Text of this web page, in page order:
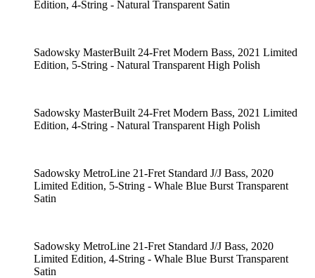
Edition, 4-String - Natural Transparent Satin
Sadowsky MasterBuilt 24-Fret Modern Bass, 2021 Limited
Edition, 5-String - Natural Transparent High Polish
Sadowsky MasterBuilt 24-Fret Modern Bass, 2021 Limited
Edition, 4-String - Natural Transparent High Polish
Sadowsky MetroLine 21-Fret Standard J/J Bass, 2020
Limited Edition, 5-String - Whale Blue Burst Transparent
Satin
Sadowsky MetroLine 21-Fret Standard J/J Bass, 2020
Limited Edition, 4-String - Whale Blue Burst Transparent
Satin